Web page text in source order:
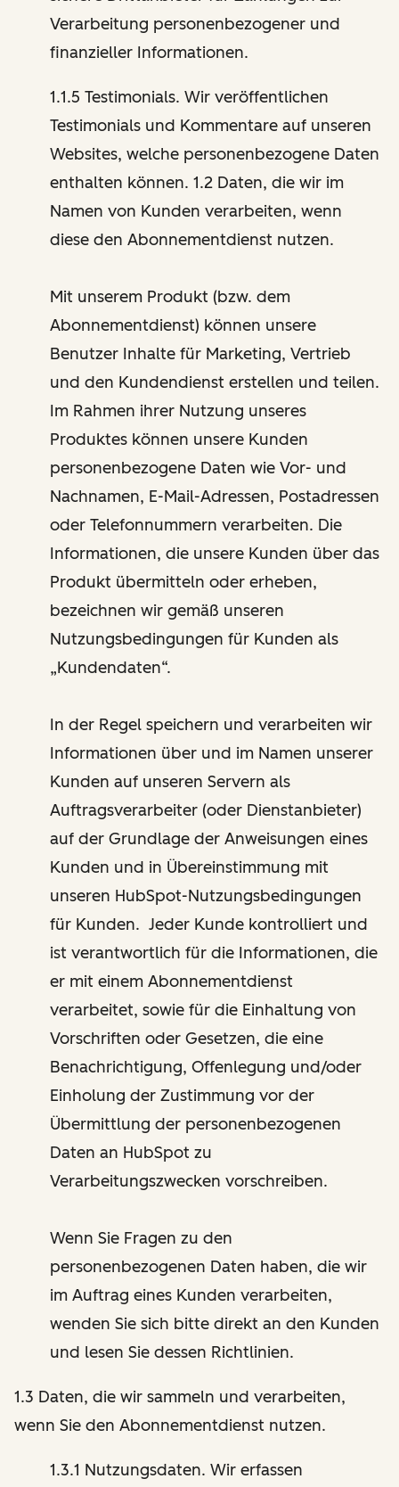
Verarbeitung personenbezogener und
finanzieller Informationen.
1.1.5 Testimonials. Wir veröffentlichen
Testimonials und Kommentare auf unseren
Websites, welche personenbezogene Daten
enthalten können. 1.2 Daten, die wir im
Namen von Kunden verarbeiten, wenn
diese den Abonnementdienst nutzen.
Mit unserem Produkt (bzw. dem
Abonnementdienst) können unsere
Benutzer Inhalte für Marketing, Vertrieb
und den Kundendienst erstellen und teilen.
Im Rahmen ihrer Nutzung unseres
Produktes können unsere Kunden
personenbezogene Daten wie Vor- und
Nachnamen, E-Mail-Adressen, Postadressen
oder Telefonnummern verarbeiten. Die
Informationen, die unsere Kunden über das
Produkt übermitteln oder erheben,
bezeichnen wir gemäß unseren
Nutzungsbedingungen für Kunden als
„Kundendaten“.
In der Regel speichern und verarbeiten wir
Informationen über und im Namen unserer
Kunden auf unseren Servern als
Auftragsverarbeiter (oder Dienstanbieter)
auf der Grundlage der Anweisungen eines
Kunden und in Übereinstimmung mit
unseren HubSpot-Nutzungsbedingungen
für Kunden. Jeder Kunde kontrolliert und
ist verantwortlich für die Informationen, die
er mit einem Abonnementdienst
verarbeitet, sowie für die Einhaltung von
Vorschriften oder Gesetzen, die eine
Benachrichtigung, Offenlegung und/oder
Einholung der Zustimmung vor der
Übermittlung der personenbezogenen
Daten an HubSpot zu
Verarbeitungszwecken vorschreiben.
Wenn Sie Fragen zu den
personenbezogenen Daten haben, die wir
im Auftrag eines Kunden verarbeiten,
wenden Sie sich bitte direkt an den Kunden
und lesen Sie dessen Richtlinien.
1.3 Daten, die wir sammeln und verarbeiten,
wenn Sie den Abonnementdienst nutzen.
1.3.1 Nutzungsdaten. Wir erfassen